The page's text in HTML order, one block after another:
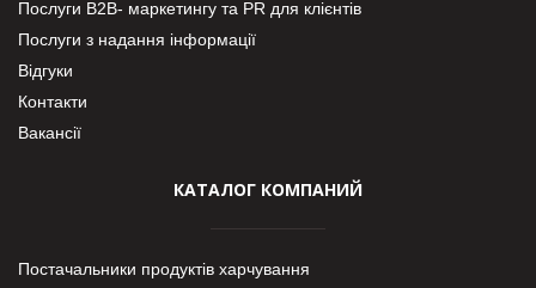
Послуги В2В- маркетингу та PR для клієнтів
Послуги з надання інформації
Відгуки
Контакти
Вакансії
КАТАЛОГ КОМПАНИЙ
Постачальники продуктів харчування